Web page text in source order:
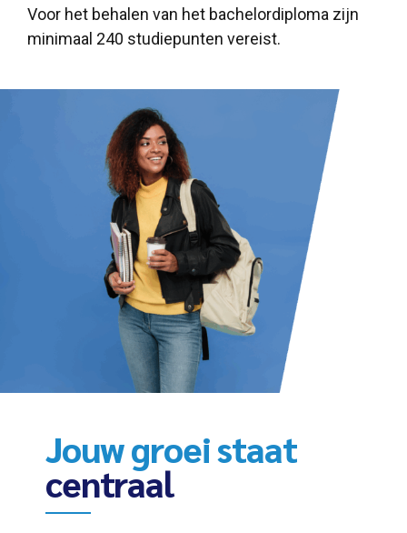
Voor het behalen van het bachelordiploma zijn
minimaal 240 studiepunten vereist.
Jouw groei staat
centraal